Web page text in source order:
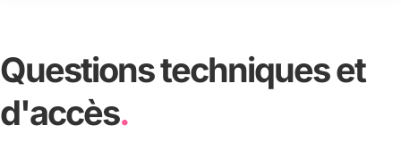
Questions techniques et
d'accès.